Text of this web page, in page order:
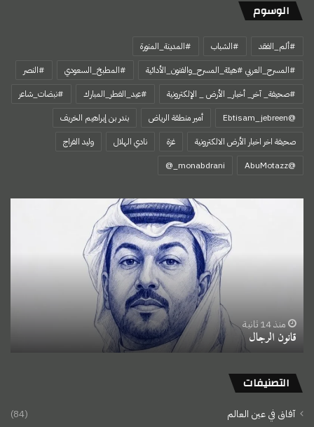
الوسوم
#ألم_الفقد #الشباب
#المدينة_المنورة
#المسرح_العربي #هيئة_المسرح_والفنون_الأدائية
#المطبخ_السعودي
#النصر
#صحيفة_ آخر_ أخبار_ الأرض _ الإلكترونية
#عيد_الفطر_المبارك
#نبضات_شاعر
@Ebtisam_jebreen
أمير منطقة الرياض
بندر بن إبراهيم الخريف
صحيفة اخر اخبار الأرض الالكترونية
غزة نادي الهلال
وليد الفراج
‏@AbuMotazz
منذ 14 ثانية
‏قانون الرجال
التصنيفات
آفاق في عين العالم
(84)